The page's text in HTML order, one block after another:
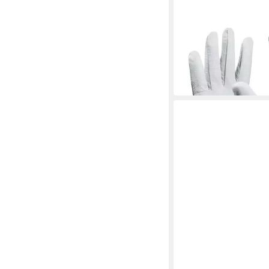
Arbeitshandschuhe
Uni Fit Comfort
5,74 €
in 2-3 Werktagen bei dir